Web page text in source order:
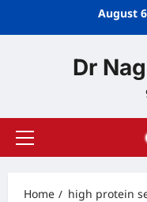
August
Dr
Primary
Home high protein